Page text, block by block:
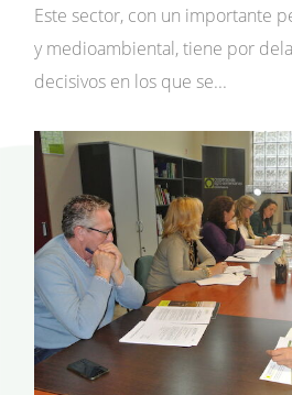
Este sector, con un importante
y medioambiental, tiene por
decisivos en los que se...